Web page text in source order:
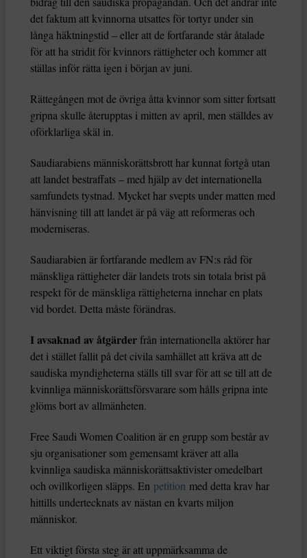
det faktum att kvinnorna utsattes för tortyr under sin
långa häktningstid – eller att de fortfarande står åtalade
för att ha stridit för kvinnors rättigheter och kommer att
ställas inför rätta igen i början av juni.
Rättegången mot de övriga åtta kvinnor som sitter fortsatt
gripna skulle återupptas i mitten av april, men ställdes av
oförklarliga skäl in.
Saudiarabiens människorättsbrott har kunnat fortgå utan
att landet bestraffats – med hjälp av det internationella
samfundets tystnad. Mycket har svepts under matten med
hänvisning till att landet är på väg att reformeras och
moderniseras.
Saudiarabien är fortfarande medlem av FN:s råd för
mänskliga rättigheter där landets trots sin totala brist på
respekt för de mänskliga rättigheterna innehar en plats
vid bordet. Detta måste förändras.
I avsaknad av åtgärderfrån internationella aktörer har
det i stället fallit på det civila samhället att kräva att de
saudiska myndigheterna ställs till svar för att se till att de
kvinnliga människorättsförsvarare som hålls gripna inte
glöms bort av allmänheten.
Free Saudi Women Coalition är en grupp som består av
sju organisationer som gemensamt kräver att alla
kvinnliga saudiska människorättsaktivister omedelbart
och ovillkorligen släpps. En petition med detta krav har
hittills undertecknats av nästan en kvarts miljon
människor.
Ett viktigt första steg är att uppmärksamma de